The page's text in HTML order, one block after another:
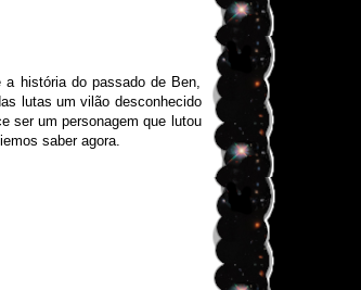
história do passado de Ben,
lutas um vilão desconhecido
ser um personagem que lutou
saber agora.